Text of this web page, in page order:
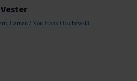
, Lernen/ Von Frank Olschewski